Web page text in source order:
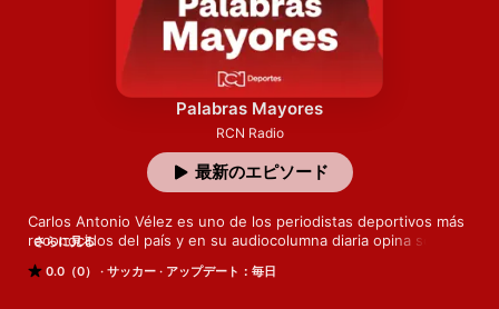
Palabras Mayores
RCN Radio
0.0（0） サッカー アップデート：毎日
Carlos Antonio Vélez es uno de los periodistas deportivos más
reconocidos del país y en su audiocolumna diaria opina sobre
さらに見る
最新のエピソード